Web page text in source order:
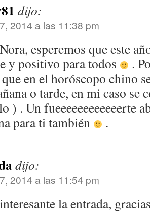
dijo:
2014 a las 11:38 pm
esperemos que este
y positivo para todos
.
que en el horóscopo chino
o tarde, en mi caso se
) . Un fueeeeeeeeeeeerte
para ti también
.
dijo:
2014 a las 11:54 pm
la entrada,